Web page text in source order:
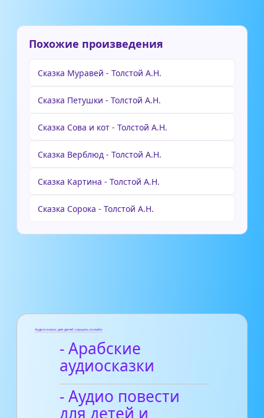
Похожие произведения
Сказка Муравей - Толстой А.Н.
Сказка Петушки - Толстой А.Н.
Сказка Сова и кот - Толстой А.Н.
Сказка Верблюд - Толстой А.Н.
Сказка Картина - Толстой А.Н.
Сказка Сорока - Толстой А.Н.
Аудиосказки для детей слушать онлайн
- Арабские
аудиосказки
- Аудио повести
для детей и